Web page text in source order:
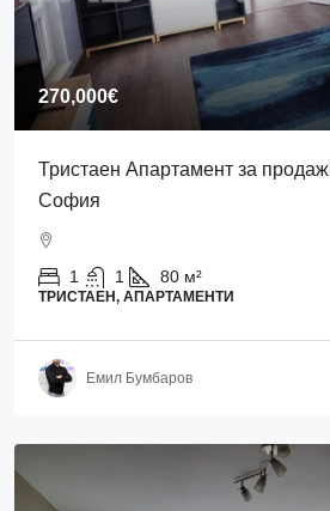
270,000€
Тристаен Апартамент за
София
1 1 80 м²
ТРИСТАЕН, АПАРТАМЕНТИ
Емил Бумбаров